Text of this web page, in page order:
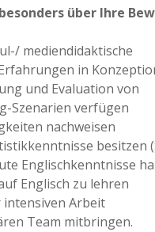
über Ihre
mediendidaktische
in
und Evaluation von
Szenarien verfügen
nachweisen
besitzen
Englischkenntnisse
Englisch zu lehren
Arbeit
Team mitbringen.